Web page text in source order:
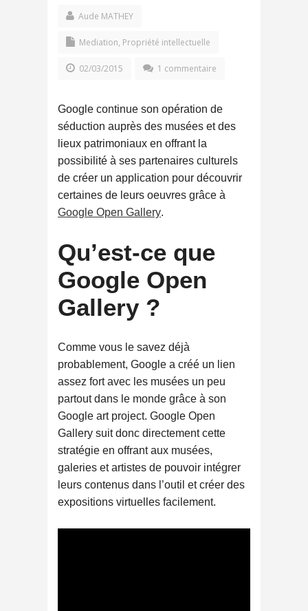
Aude MATHEY
Mediation, Propriété intellectuelle
02/03/2015 1 commentaire
Google continue son opération de
séduction auprès des musées et des
lieux patrimoniaux en offrant la
possibilité à ses partenaires culturels
de créer un application pour découvrir
certaines de leurs oeuvres grâce à
Google Open Gallery.
Qu’est-ce que
Google Open
Gallery ?
Comme vous le savez déjà
probablement, Google a créé un lien
assez fort avec les musées un peu
partout dans le monde grâce à son
Google art project. Google Open
Gallery suit donc directement cette
stratégie en offrant aux musées,
galeries et artistes de pouvoir intégrer
leurs contenus dans l’outil et créer des
expositions virtuelles facilement.